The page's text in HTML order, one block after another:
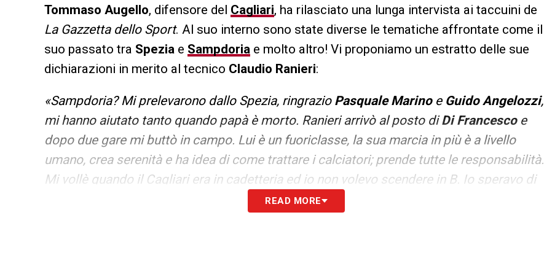
Tommaso Augello, difensore del Cagliari, ha rilasciato una lunga intervista ai taccuini de
La Gazzetta dello Sport. Al suo interno sono state diverse le tematiche affrontate come il
suo passato tra Spezia e Sampdoria e molto altro! Vi proponiamo un estratto delle sue
dichiarazioni in merito al tecnico Claudio Ranieri:
«Sampdoria? Mi prelevarono dallo Spezia, ringrazio Pasquale Marinoe Guido Angelozzi,
mi hanno aiutato tanto quando papà è morto. Ranieri arrivò al posto diDi Francescoe
dopo due gare mi buttò in campo. Lui è un fuoriclasse, la sua marcia in più è a livello
umano, crea serenità e ha idea di come trattare i calciatori; prende tutte le responsabilità.
Mi vollè quando il Cagliari era in cadetteria ed io non volevo scendere in B. Io speravo di
salvarmi con la Sampdoria ma retrocedemmo. Così sono andato da lui»
READ MORE